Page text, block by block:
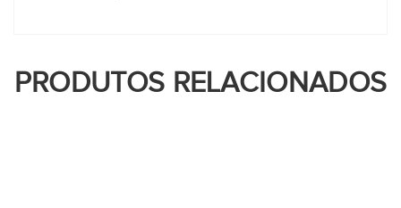
PRODUTOS RELACIONADOS